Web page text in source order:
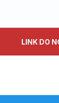
LINK DO